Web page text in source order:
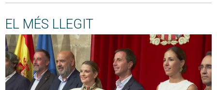
EL MÉS LLEGIT